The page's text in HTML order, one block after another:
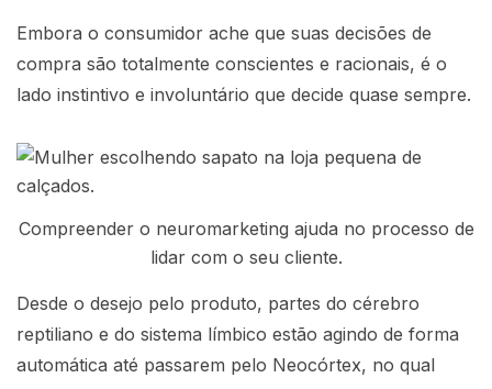
Embora o consumidor ache que suas decisões de
compra são totalmente conscientes e racionais, é o
lado instintivo e involuntário que decide quase sempre.
Compreender o neuromarketing ajuda no processo de
lidar com o seu cliente.
Desde o desejo pelo produto, partes do cérebro
reptiliano e do sistema límbico estão agindo de forma
automática até passarem pelo Neocórtex, no qual